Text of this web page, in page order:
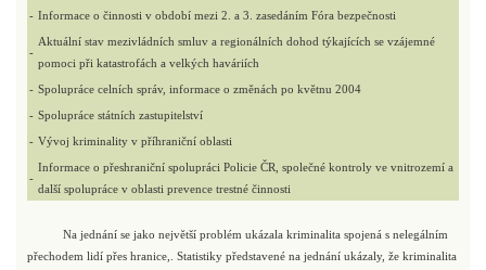
- Informace o činnosti v období mezi 2. a 3. zasedáním Fóra bezpečnosti
-
Aktuální stav mezivládních smluv a regionálních dohod týkajících se vzájemné
pomoci při katastrofách a velkých haváriích
- Spolupráce celních správ, informace o změnách po květnu 2004
- Spolupráce státních zastupitelství
- Vývoj kriminality v příhraniční oblasti
-
Informace o přeshraniční spolupráci Policie ČR, společné kontroly ve vnitrozemí a
další spolupráce v oblasti prevence trestné činnosti
Na jednání se jako největší problém ukázala kriminalita spojená s nelegálním
přechodem lidí přes hranice,. Statistiky představené na jednání ukázaly, že kriminalita